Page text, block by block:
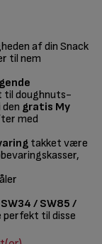
af din Snack
til nem
til doughnuts-
gratis My
med
takket være
/ SW85 /
til disse